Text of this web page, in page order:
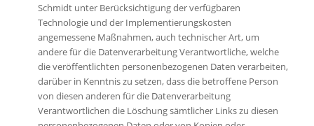
Schmidt unter Berücksichtigung der verfügbaren
Technologie und der Implementierungskosten
angemessene Maßnahmen, auch technischer Art, um
andere für die Datenverarbeitung Verantwortliche, welche
die veröffentlichten personenbezogenen Daten verarbeiten,
darüber in Kenntnis zu setzen, dass die betroffene Person
von diesen anderen für die Datenverarbeitung
Verantwortlichen die Löschung sämtlicher Links zu diesen